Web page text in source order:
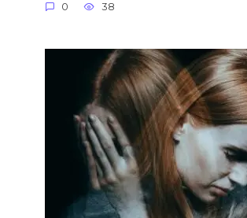
0 38